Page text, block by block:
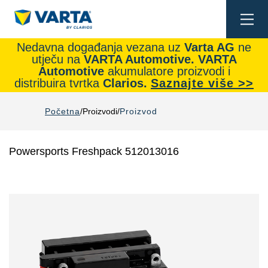
Nedavna događanja vezana uz Varta AG ne
utječu na VARTA Automotive. VARTA
Automotiveakumulatore proizvodi i
distribuira tvrtka Clarios. Saznajte više >>
Početna Proizvodi Proizvod
Powersports Freshpack 512013016